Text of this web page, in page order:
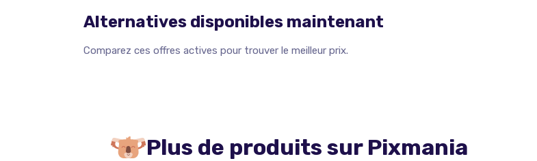
Alternatives disponibles maintenant
Comparez ces offres actives pour trouver le meilleur prix.
Plus de produits sur Pixmania